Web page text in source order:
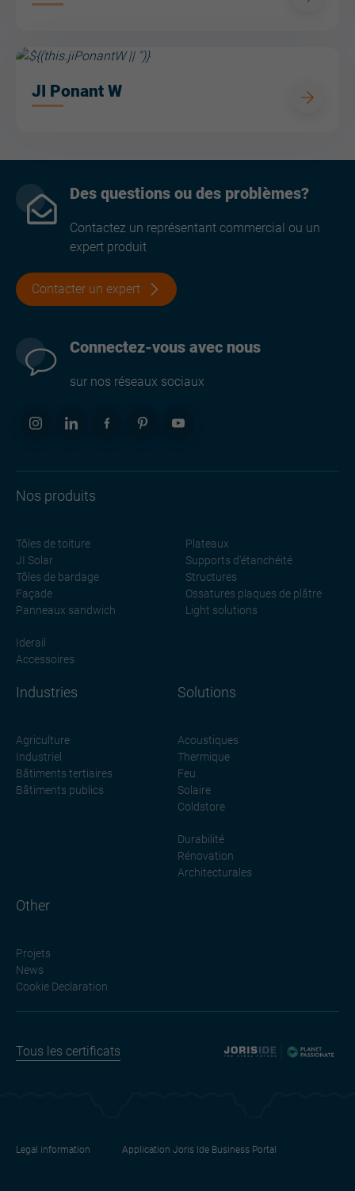
JI Ponant W
Des questions ou des problèmes?
Contactez un représentant commercial ou un
expert produit
Contacter un expert
Connectez-vous avec nous
sur nos réseaux sociaux
Nos produits
Tôles de toiture
JI Solar
Tôles de bardage
Façade
Panneaux sandwich
Plateaux
Supports d'étanchéité
Structures
Ossatures plaques de plâtre
Light solutions
Iderail
Accessoires
Industries
Agriculture
Industriel
Bâtiments tertiaires
Bâtiments publics
Solutions
Acoustiques
Thermique
Feu
Solaire
Coldstore
Durabilité
Rénovation
Architecturales
Other
Projets
News
Cookie Declaration
Tous les certificats
Legal information Application Joris Ide Business Portal